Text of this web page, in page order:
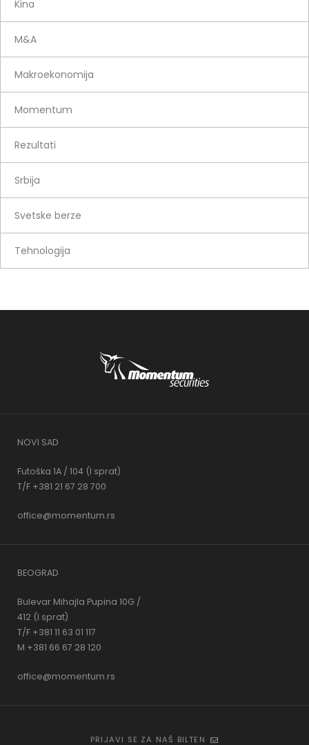
Kina
M&A
Makroekonomija
Momentum
Rezultati
Srbija
Svetske berze
Tehnologija
NOVI SAD
Futoška 1A / 104 (I sprat)
T/F +381 21 67 28 700
office@momentum.rs
BEOGRAD
Bulevar Mihajla Pupina 10G /
412 (I sprat)
T/F +381 11 63 01 117
M +381 66 67 28 120
office@momentum.rs
PRIJAVI SE ZA NAŠ BILTEN